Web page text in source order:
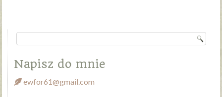
Napisz do mnie
ewfor61@gmail.com